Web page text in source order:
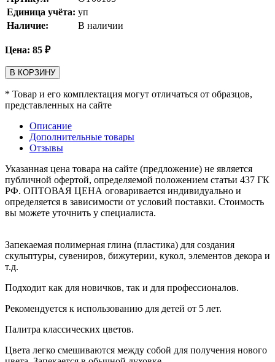
Единица учёта: уп
Наличие:
В наличии
Цена: 85 ₽
В КОРЗИНУ
* Товар и его комплектация могут отличаться от образцов,
представленных на сайте
Описание
Дополнительные товары
Отзывы
Указанная цена товара на сайте (предложение) не является
публичной офертой, определяемой положением статьи 437 ГК
РФ. ОПТОВАЯ ЦЕНА оговаривается индивидуально и
определяется в зависимости от условий поставки. Стоимость
вы можете уточнить у специалиста.
Запекаемая полимерная глина (пластика) для создания
скульптуры, сувениров, бижутерии, кукол, элементов декора и
т.д.
Подходит как для новичков, так и для профессионалов.
Рекомендуется к использованию для детей от 5 лет.
Палитра классических цветов.
Цвета легко смешиваются между собой для получения нового